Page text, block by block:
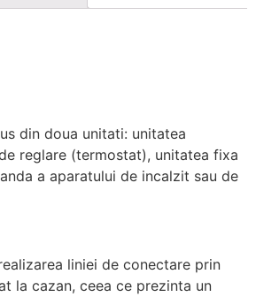
din doua unitati: unitatea
reglare (termostat), unitatea fixa
a aparatului de incalzit sau de
liniei de conectare prin
la cazan, ceea ce prezinta un